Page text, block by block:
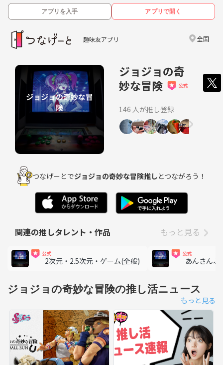
アプリを入手 アプリで開く
趣味友アプリ 全国
ジョジョの奇
妙な冒険
146 人が推し登録
つなげーとでジョジョの奇妙な冒険推しとつながろう！
関連の推しタレント・作品 もっと見る
2次元・2.5次元・ゲーム(全般) あんさんぶ
ジョジョの奇妙な冒険の推し活ニュース
もっと見る